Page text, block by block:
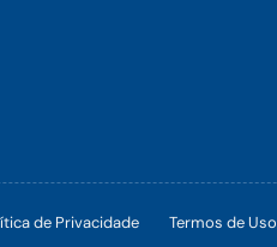
de Privacidade Termos de Uso